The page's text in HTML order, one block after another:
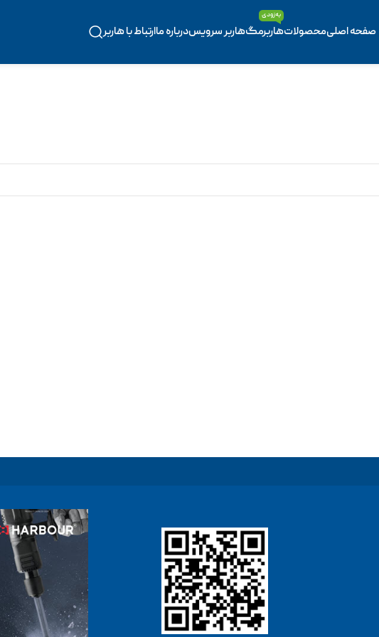
صفحه اصلیمحصولاتهاربرمگ
به‌زودی
هاربر سرویسدرباره ماارتباط با هاربر